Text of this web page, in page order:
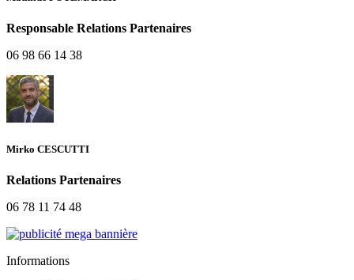
Responsable Relations Partenaires
06 98 66 14 38
Mirko CESCUTTI
Relations Partenaires
06 78 11 74 48
Informations